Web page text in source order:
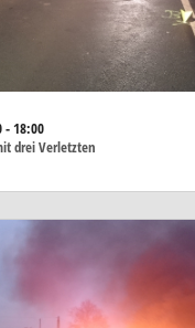
- 18:00
drei Verletzten